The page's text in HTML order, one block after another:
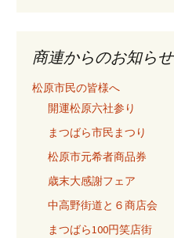
記
事
商連からのお知らせ
松原市民の皆様へ
開運松原六社参り
まつばら市民まつり
松原市元希者商品券
歳末大感謝フェア
中高野街道と６商店会
まつばら100円笑店街